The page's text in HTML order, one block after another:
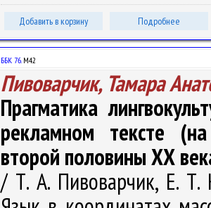
Добавить в корзину Подробнее
ББК 76.М42
Пивоварчик, Тамара
Прагматика
рекламном тексте
второй половины ХХ
/ Т. А. Пивоварчик, Е. Т.